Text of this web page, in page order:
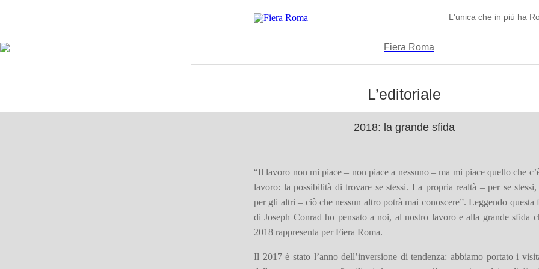
L'unica che in più ha
L’editoriale
2018: la grande sfida
“Il lavoro non mi piace – non piace a nessuno – ma mi piace quello che
lavoro: la possibilità di trovare se stessi. La propria realtà – per se stessi,
per gli altri – ciò che nessun altro potrà mai conoscere”. Leggendo questa
di Joseph Conrad ho pensato a noi, al nostro lavoro e alla grande sfida
2018 rappresenta per Fiera Roma.
Il 2017 è stato l’anno dell’inversione di tendenza: abbiamo portato i